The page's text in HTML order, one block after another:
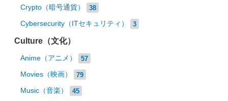
Crypto（暗号通貨） 38
Cybersecurity（ITセキュリティ） 3
Culture（文化）
Anime（アニメ） 57
Movies（映画） 79
Music（音楽） 45